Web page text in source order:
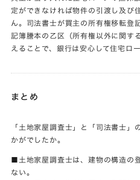
定ができなければ物件の引渡し及び
ん。司法書士が買主の所有権移転登
記簿謄本の乙区（所有権以外に関す
えることで、銀行は安心して住宅ロ
まとめ
「土地家屋調査士」と「司法書士」
かがでしたか。
■土地家屋調査士は、建物の構造の
ない。